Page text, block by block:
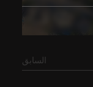
السابق